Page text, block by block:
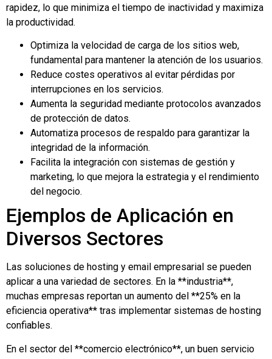
rapidez, lo que minimiza el tiempo de inactividad y maximiza
la productividad.
Optimiza la velocidad de carga de los sitios web,
fundamental para mantener la atención de los usuarios.
Reduce costes operativos al evitar pérdidas por
interrupciones en los servicios.
Aumenta la seguridad mediante protocolos avanzados
de protección de datos.
Automatiza procesos de respaldo para garantizar la
integridad de la información.
Facilita la integración con sistemas de gestión y
marketing, lo que mejora la estrategia y el rendimiento
del negocio.
Ejemplos de Aplicación en
Diversos Sectores
Las soluciones de hosting y email empresarial se pueden
aplicar a una variedad de sectores. En la **industria**,
muchas empresas reportan un aumento del **25% en la
eficiencia operativa** tras implementar sistemas de hosting
confiables.
En el sector del **comercio electrónico**, un buen servicio